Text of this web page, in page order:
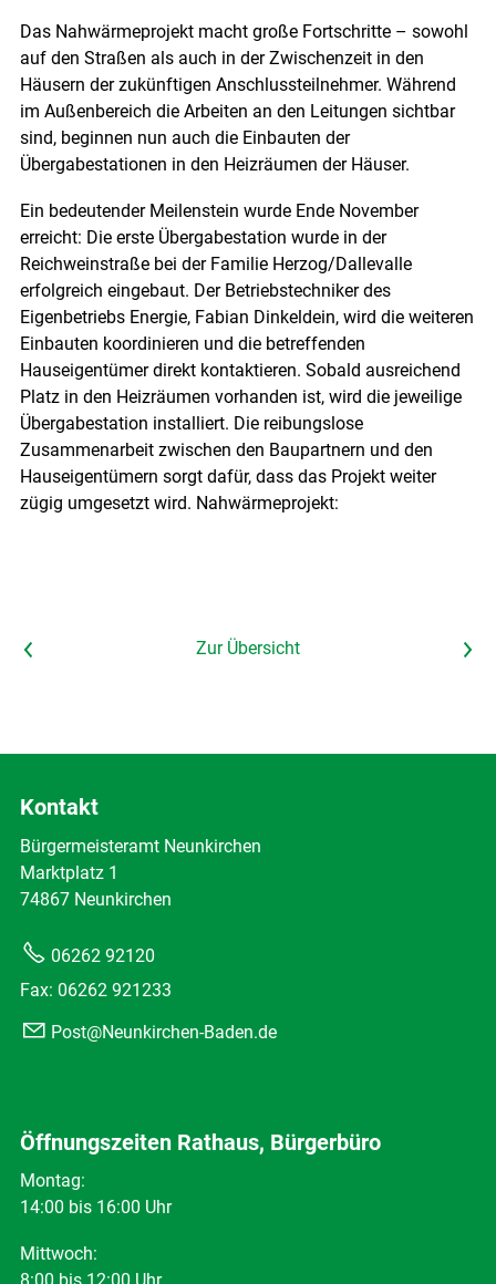
Das Nahwärmeprojekt macht große Fortschritte – sowohl
auf den Straßen als auch in der Zwischenzeit in den
Häusern der zukünftigen Anschlussteilnehmer. Während
im Außenbereich die Arbeiten an den Leitungen sichtbar
sind, beginnen nun auch die Einbauten der
Übergabestationen in den Heizräumen der Häuser.
Ein bedeutender Meilenstein wurde Ende November
erreicht: Die erste Übergabestation wurde in der
Reichweinstraße bei der Familie Herzog/Dallevalle
erfolgreich eingebaut. Der Betriebstechniker des
Eigenbetriebs Energie, Fabian Dinkeldein, wird die weiteren
Einbauten koordinieren und die betreffenden
Hauseigentümer direkt kontaktieren. Sobald ausreichend
Platz in den Heizräumen vorhanden ist, wird die jeweilige
Übergabestation installiert. Die reibungslose
Zusammenarbeit zwischen den Baupartnern und den
Hauseigentümern sorgt dafür, dass das Projekt weiter
zügig umgesetzt wird. Nahwärmeprojekt:
Vorheriger Artikel Zur Übersicht Nächster Artikel
Kontakt
Bürgermeisteramt Neunkirchen
Marktplatz 1
74867 Neunkirchen
06262 92120
Fax: 06262 921233
Post@Neunkirchen-Baden.de
Öffnungszeiten Rathaus, Bürgerbüro
Montag:
14:00 bis 16:00 Uhr
Mittwoch: